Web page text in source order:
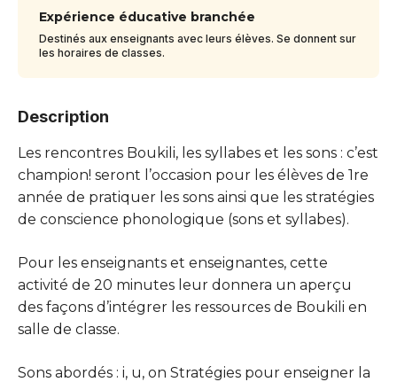
Expérience éducative branchée
Destinés aux enseignants avec leurs élèves. Se donnent sur
les horaires de classes.
Description
Les rencontres Boukili, les syllabes et les sons : c’est
champion! seront l’occasion pour les élèves de 1re
année de pratiquer les sons ainsi que les stratégies
de conscience phonologique (sons et syllabes).
Pour les enseignants et enseignantes, cette
activité de 20 minutes leur donnera un aperçu
des façons d’intégrer les ressources de Boukili en
salle de classe.
Sons abordés : i, u, on Stratégies pour enseigner la